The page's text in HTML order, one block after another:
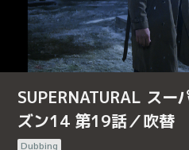
SUPERNATURAL スー
ズン14 第19話／吹替
Dubbing